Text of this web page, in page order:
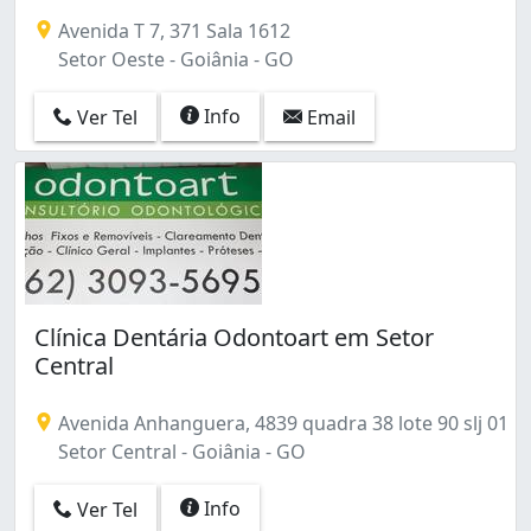
Conjunto Primavera (1)
Conjunto Riviera (3)
Conjunto Vera Cruz (2)
Da Vitória (1)
Goiá (4)
Goiânia 2 (2)
Industrial Mooca (1)
Jardim América (56)
Jardim Ana Lúcia (4)
Jardim Atlântico (2)
Jardim Balneário Meia Ponte (10)
Jardim Brasil (2)
Jardim Curitiba (1)
Jardim Diamantina (1)
Jardim Dom Fernando I (1)
Jardim Europa (33)
Jardim Goiás (80)
Jardim Guanabara (12)
Avenida T 7, 371 Sala 1612
Setor Oeste - Goiânia - GO
Ver Tel Info Email
Clínica Dentária Odontoart em Setor
Central
Avenida Anhanguera, 4839 quadra 38 lote 90 slj 01
Setor Central - Goiânia - GO
Ver Tel Info